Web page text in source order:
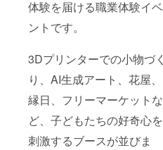
体験を届ける職業体験イベ
ントです。
3Dプリンターでの小物づく
り、AI生成アート、花屋、
縁日、フリーマーケットな
ど、子どもたちの好奇心を
刺激するブースが並びま